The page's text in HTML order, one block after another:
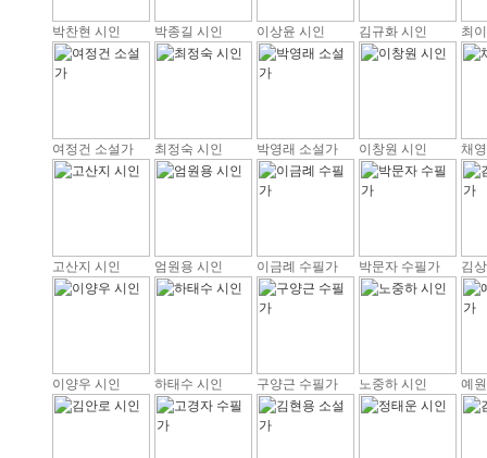
박찬현 시인 박종길 시인 이상윤 시인 김규화 시인 최
여정건 소설가 최정숙 시인 박영래 소설가 이창원 시인 채
고산지 시인 엄원용 시인 이금례 수필가 박문자 수필가 김
이양우 시인 하태수 시인 구양근 수필가 노중하 시인 예